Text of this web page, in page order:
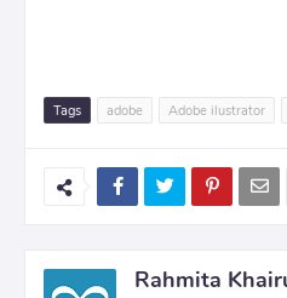
Tags adobe Adobe ilustrator
Rahmita